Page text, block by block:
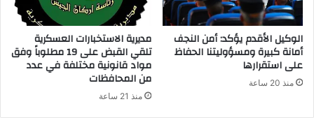
الوكيل الأقدم يؤكد: أمن النجف
أمانة كبيرة ومسؤوليتنا الحفاظ
على استقرارها
منذ 20 ساعة
مديرية الاستخبارات العسكرية
تلقي القبض على 19 مطلوباً وفق
مواد قانونية مختلفة في عدد
من المحافظات
منذ 21 ساعة